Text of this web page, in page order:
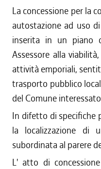
La concessione per la
autostazione ad uso
inserita in un piano
Assessore alla
attività emporiali,
trasporto pubblico
del Comune
In difetto di specifiche
la localizzazione di
subordinata al parere
L' atto di